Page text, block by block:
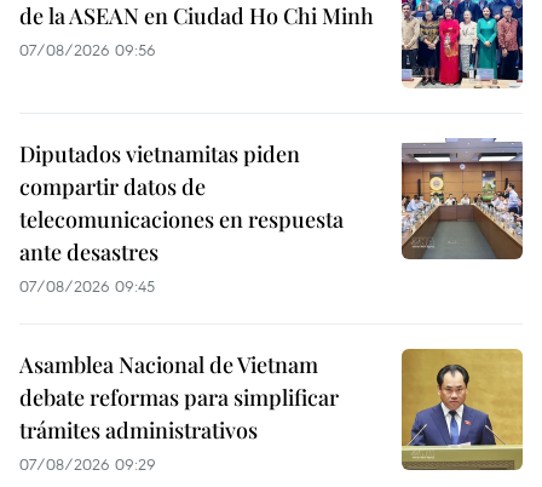
de la ASEAN en Ciudad Ho Chi Minh
07/08/2026 09:56
Diputados vietnamitas piden
compartir datos de
telecomunicaciones en respuesta
ante desastres
07/08/2026 09:45
Asamblea Nacional de Vietnam
debate reformas para simplificar
trámites administrativos
07/08/2026 09:29